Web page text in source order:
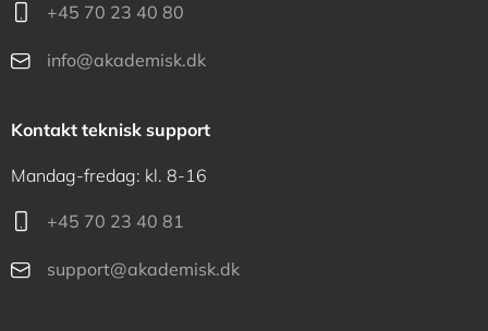
+45 70 23 40 80
info@akademisk.dk
Kontakt teknisk support
Mandag-fredag: kl. 8-16
+45 70 23 40 81
support@akademisk.dk